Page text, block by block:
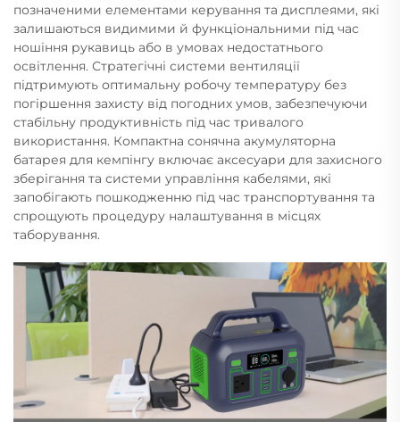
позначеними елементами керування та дисплеями, які
залишаються видимими й функціональними під час
ношіння рукавиць або в умовах недостатнього
освітлення. Стратегічні системи вентиляції
підтримують оптимальну робочу температуру без
погіршення захисту від погодних умов, забезпечуючи
стабільну продуктивність під час тривалого
використання. Компактна сонячна акумуляторна
батарея для кемпінгу включає аксесуари для захисного
зберігання та системи управління кабелями, які
запобігають пошкодженню під час транспортування та
спрощують процедуру налаштування в місцях
таборування.